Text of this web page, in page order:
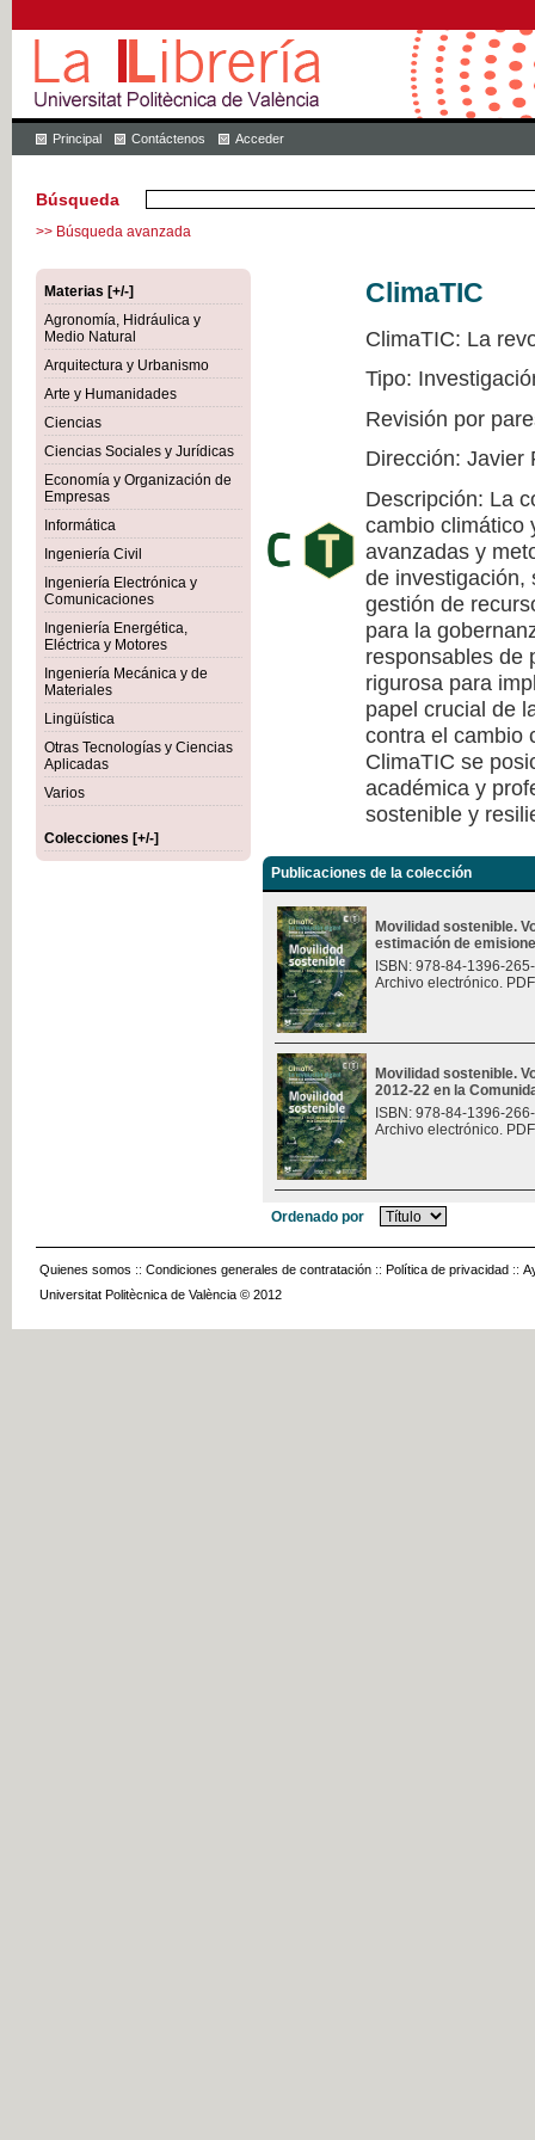
Principal Contáctenos Acceder
Búsqueda
>> Búsqueda avanzada
Materias [+/-]
Agronomía, Hidráulica y
Medio Natural
Arquitectura y Urbanismo
Arte y Humanidades
Ciencias
Ciencias Sociales y Jurídicas
Economía y Organización de
Empresas
Informática
Ingeniería Civil
Ingeniería Electrónica y
Comunicaciones
Ingeniería Energética,
Eléctrica y Motores
Ingeniería Mecánica y de
Materiales
Lingüística
Otras Tecnologías y Ciencias
Aplicadas
Varios
Colecciones [+/-]
ClimaTIC
ClimaTIC: La
Tipo:
Revisión por
Dirección: Javier
Descripción: La
cambio climático
avanzadas y
de investigación,
gestión de
para la
responsables de
rigurosa para
papel crucial de
contra el cambio
ClimaTIC se
académica y
sostenible y
Publicaciones de la colección
Movilidad sostenible.
estimación de
ISBN: 978-84-1396-
Archivo electrónico.
Movilidad sostenible.
2012-22 en la
ISBN: 978-84-1396-
Archivo electrónico.
Ordenado por
Quienes somos :: Condiciones generales de contratación :: Política de privacidad ::
Universitat Politècnica de València © 2012